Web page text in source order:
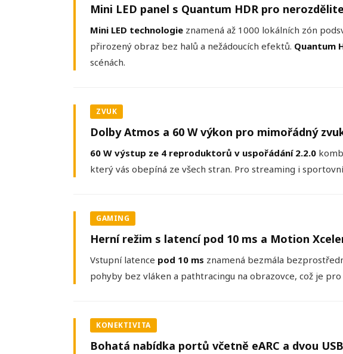
Mini LED panel s Quantum HDR pro
Mini LED technologie znamená až 1000 lokálních zón
přirozený obraz bez halů a nežádoucích efektů. Quantum
scénách.
ZVUK
Dolby Atmos a 60 W výkon pro mimořádný
60 W výstup ze 4 reproduktorů v uspořádání 2.2.0
který vás obepíná ze všech stran. Pro streaming i
GAMING
Herní režim s latencí pod 10 ms a Motion
Vstupní latence pod 10 ms znamená bezmála
pohyby bez vláken a pathtracingu na obrazovce, což je
KONEKTIVITA
Bohatá nabídka portů včetně eARC a dvou